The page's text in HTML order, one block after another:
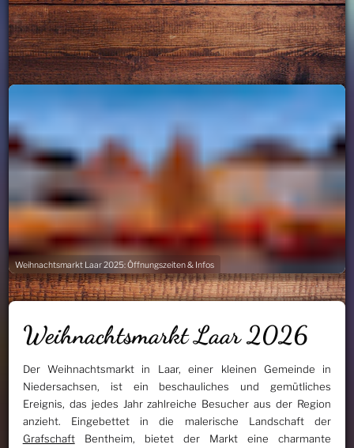
Weihnachtsmarkt Laar 2025: Öffnungszeiten & Infos
Weihnachtsmarkt Laar 2026
Der Weihnachtsmarkt in Laar, einer kleinen Gemeinde in
Niedersachsen, ist ein beschauliches und gemütliches
Ereignis, das jedes Jahr zahlreiche Besucher aus der Region
anzieht. Eingebettet in die malerische Landschaft der
GrafschaftBentheim, bietet der Markt eine charmante